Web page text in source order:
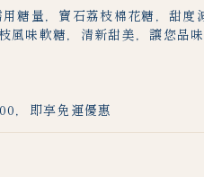
糖量，寶石荔枝棉花糖，甜度
風味軟糖，清新甜美，讓您品味
，即享免運優惠